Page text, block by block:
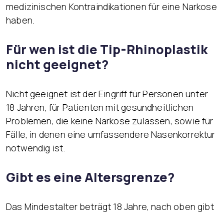
medizinischen Kontraindikationen für eine Narkose
haben.
Für wen ist die Tip-Rhinoplastik
nicht geeignet?
Nicht geeignet ist der Eingriff für Personen unter
18 Jahren, für Patienten mit gesundheitlichen
Problemen, die keine Narkose zulassen, sowie für
Fälle, in denen eine umfassendere Nasenkorrektur
notwendig ist.
Gibt es eine Altersgrenze?
Das Mindestalter beträgt 18 Jahre, nach oben gibt